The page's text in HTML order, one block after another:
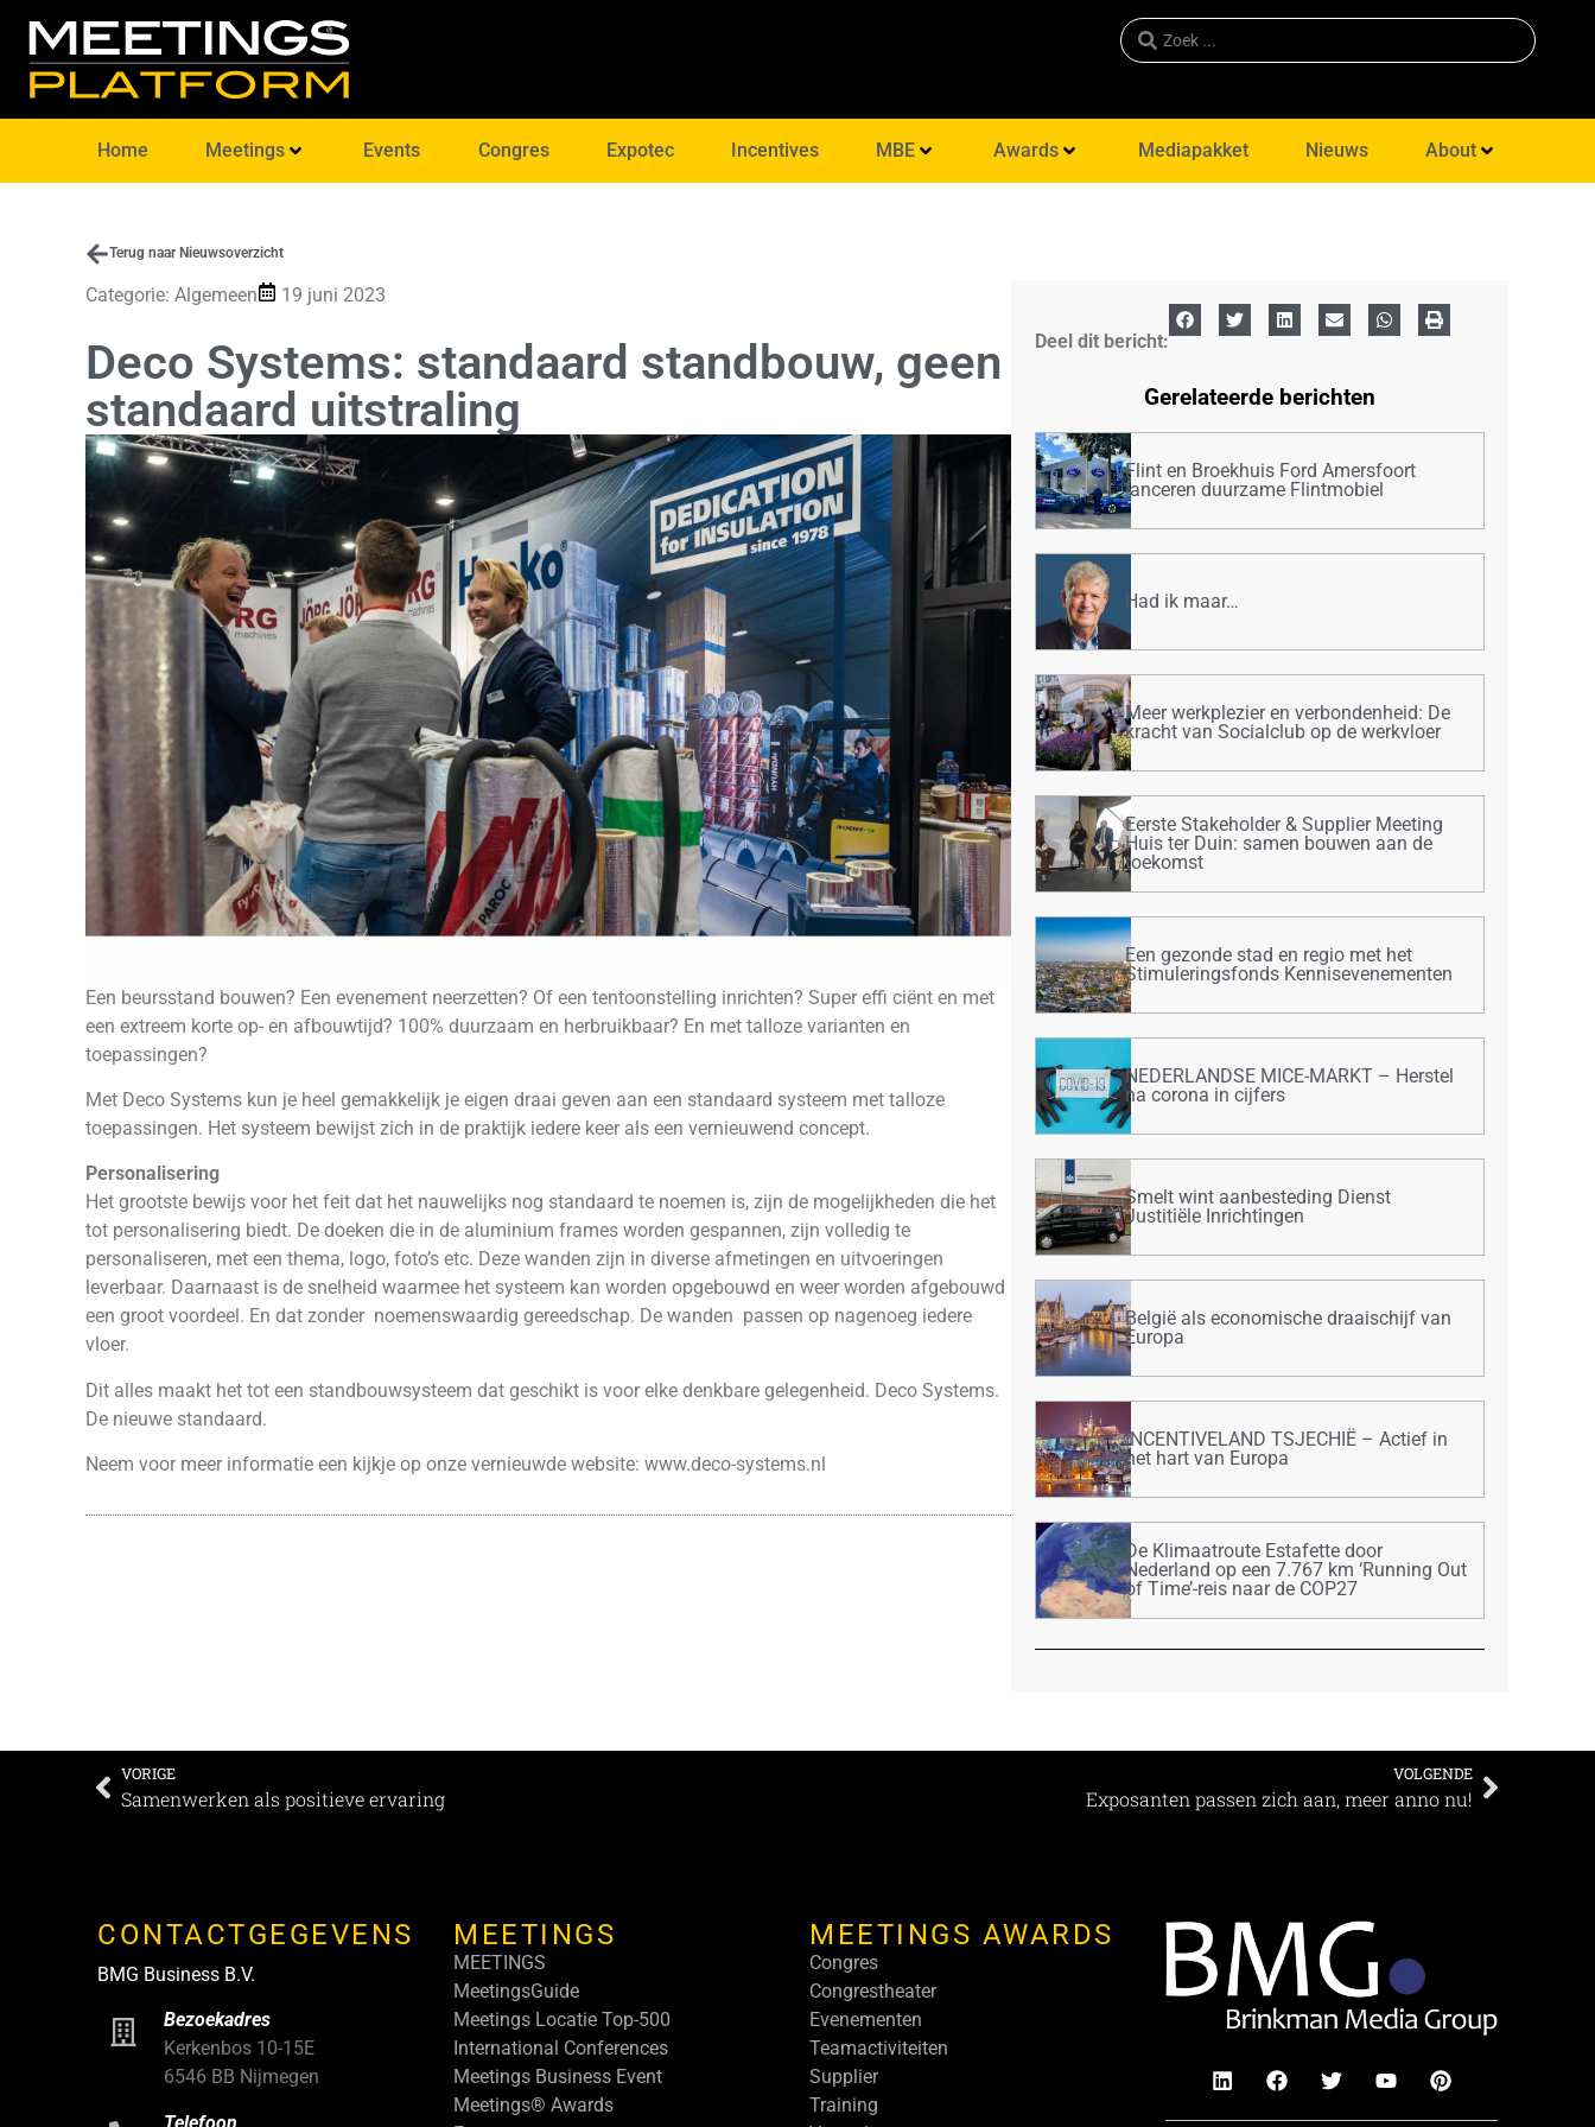
Home Meetings Events Congres Expotec Incentives MBE Awards Mediapakket Nieuws About
Terug naar Nieuwsoverzicht
Categorie: Algemeen 19 juni 2023
Deco Systems: standaard standbouw, geen
standaard uitstraling
Een beursstand bouwen? Een evenement neerzetten? Of een tentoonstelling inrichten? Super effi ciënt en met
een extreem korte op- en afbouwtijd? 100% duurzaam en herbruikbaar? En met talloze varianten en
toepassingen?
Met Deco Systems kun je heel gemakkelijk je eigen draai geven aan een standaard systeem met talloze
toepassingen. Het systeem bewijst zich in de praktijk iedere keer als een vernieuwend concept.
Personalisering
Het grootste bewijs voor het feit dat het nauwelijks nog standaard te noemen is, zijn de mogelijkheden die het
tot personalisering biedt. De doeken die in de aluminium frames worden gespannen, zijn volledig te
personaliseren, met een thema, logo, foto’s etc. Deze wanden zijn in diverse afmetingen en uitvoeringen
leverbaar. Daarnaast is de snelheid waarmee het systeem kan worden opgebouwd en weer worden afgebouwd
een groot voordeel. En dat zonder noemenswaardig gereedschap. De wanden passen op nagenoeg iedere
vloer.
Dit alles maakt het tot een standbouwsysteem dat geschikt is voor elke denkbare gelegenheid. Deco Systems.
De nieuwe standaard.
Neem voor meer informatie een kijkje op onze vernieuwde website: www.deco-systems.nl
Deel dit bericht:
Gerelateerde berichten
Flint en Broekhuis Ford Amersfoort
lanceren duurzame Flintmobiel
Had ik maar…
Meer werkplezier en verbondenheid: De
kracht van Socialclub op de werkvloer
Eerste Stakeholder & Supplier Meeting
Huis ter Duin: samen bouwen aan de
toekomst
Een gezonde stad en regio met het
Stimuleringsfonds Kennisevenementen
NEDERLANDSE MICE-MARKT – Herstel
na corona in cijfers
Smelt wint aanbesteding Dienst
Justitiële Inrichtingen
België als economische draaischijf van
Europa
INCENTIVELAND TSJECHIË – Actief in
het hart van Europa
De Klimaatroute Estafette door
Nederland op een 7.767 km ‘Running Out
of Time’-reis naar de COP27
VORIGE
Samenwerken als positieve ervaring
VOLGENDE
Exposanten passen zich aan, meer anno nu!
CONTACTGEGEVENS
BMG Business B.V.
Bezoekadres
Kerkenbos 10-15E
6546 BB Nijmegen
Telefoon
MEETINGS
MEETINGS
MeetingsGuide
Meetings Locatie Top-500
International Conferences
Meetings Business Event
Meetings® Awards
MEETINGS AWARDS
Congres
Congrestheater
Evenementen
Teamactiviteiten
Supplier
Training